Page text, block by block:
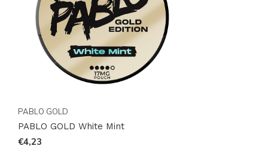
op de hoogte van nieuwe toevoegingen en
voorraadupdates. Bestel eenvoudig online en geniet
snel van jouw favoriete zakjes.
PABLO GOLD
PABLO GOLD White Mint
€4,23